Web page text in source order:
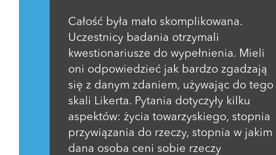
Całość była mało skomplikowana.
Uczestnicy badania otrzymali
kwestionariusze do wypełnienia. Mieli
oni odpowiedzieć jak bardzo zgadzają
się z danym zdaniem, używając do tego
skali Likerta. Pytania dotyczyły kilku
aspektów: życia towarzyskiego, stopnia
przywiązania do rzeczy, stopnia w jakim
dana osoba ceni sobie rzeczy